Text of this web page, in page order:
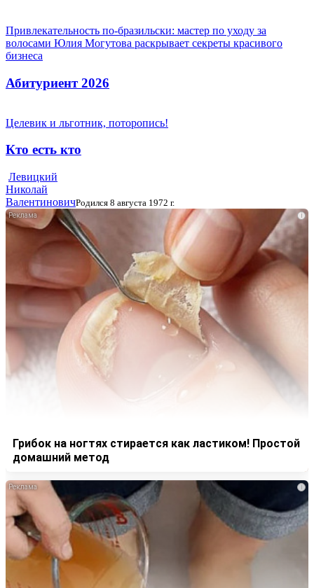
Привлекательность по-бразильски: мастер по уходу за
волосами Юлия Могутова раскрывает секреты красивого
бизнеса
Абитуриент 2026
Целевик и льготник, поторопись!
Кто есть кто
Левицкий
Николай
ВалентиновичРодился 8 августа 1972 г.
i
Грибок на ногтях стирается как ластиком! Простой
домашний метод
i